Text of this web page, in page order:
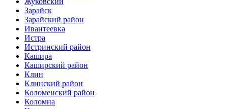
Зарайск
Зарайский район
Ивантеевка
Истра
Истринский район
Кашира
Каширский район
Клин
Клинский район
Коломенский район
Коломна